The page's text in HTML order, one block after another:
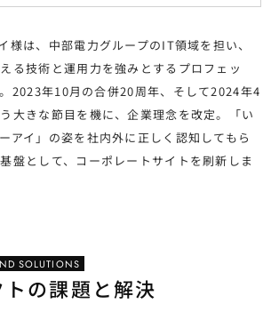
様は、中部電力グループのIT領域を担い、
る技術と運用力を強みとするプロフェッ
2023年10月の合併20周年、そして2024年4
大きな節目を機に、企業理念を改定。「い
アイ」の姿を社内外に正しく認知してもら
盤として、コーポレートサイトを刷新しま
SOLUTIONS
の課題と解決